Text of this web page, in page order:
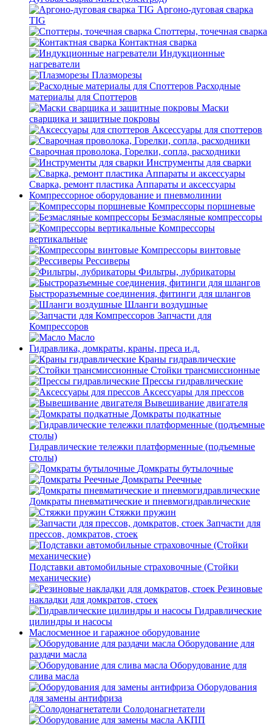
Аргоно-дуговая сварка
TIG
Споттеры, точечная сварка
Контактная сварка
Индукционные
нагреватели
Плазморезы
Расходные
материалы для Споттеров
Маски
сварщика и защитные покровы
Аксессуары для споттеров
Сварочная проволока, Горелки, сопла, расходники
Инструменты для сварки
Сварка, ремонт пластика Аппараты и аксессуары
Компрессорное оборудование и пневмолинии
Компрессоры поршневые
Безмасляные компрессоры
Компрессоры
вертикальные
Компрессоры винтовые
Рессиверы
Фильтры, лубрикаторы
Быстроразъемные соединения, фитинги для шлангов
Шланги воздушные
Запчасти для
Компрессоров
Масло
Гидравлика, домкраты, краны, преса и.д.
Краны гидравлические
Стойки трансмиссионные
Прессы гидравлические
Аксессуары для прессов
Вывешивание двигателя
Домкраты подкатные
Гидравлические тележки платформенные (подъемные
столы)
Домкраты бутылочные
Домкраты Реечные
Домкраты пневматические и пневмогидравлические
Стяжки пружин
Запчасти для
прессов, домкратов, стоек
Подставки автомобильные страховочные (Стойки
механические)
Резиновые
накладки для домкратов, стоек
Гидравлические
цилиндры и насосы
Маслосменное и гаражное оборудование
Оборудование для
раздачи масла
Оборудование для
слива масла
Оборудования
для замены антифриза
Солодонагнетатели